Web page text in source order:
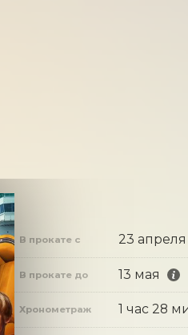
В прокате с 23 апреля
В прокате до 13 мая
Хронометраж 1 час 28